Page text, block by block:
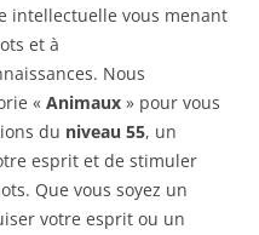
intellectuelle vous menant
et à
Nous
« Animaux » pour vous
du niveau 55, un
esprit et de stimuler
Que vous soyez un
votre esprit ou un